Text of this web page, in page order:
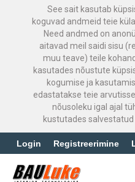
See sait kasutab
koguvad andmeid teie
Need andmed on
aitavad meil saidi sisu
muu teave) teile
kasutades nõustute
kogumise ja
edastatakse teie
nõusoleku igal ajal
kustutades salvestatud
Login Registreerimine